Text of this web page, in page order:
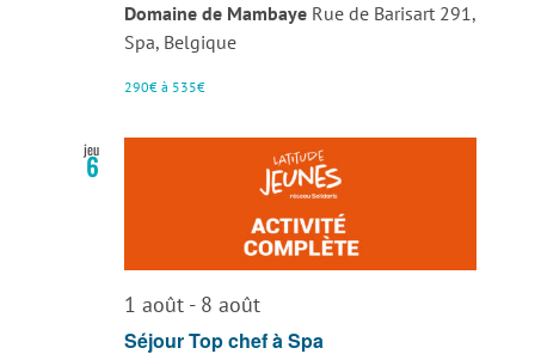
Domaine de Mambaye Rue de Barisart 291,
Spa, Belgique
290€ à 535€
jeu
6
1 août- 8 août
Séjour Top chef à Spa